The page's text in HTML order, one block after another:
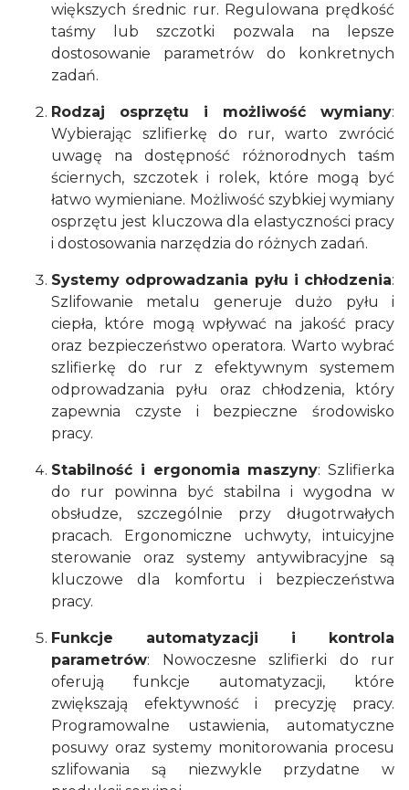
większych średnic rur. Regulowana prędkość
taśmy lub szczotki pozwala na lepsze
dostosowanie parametrów do konkretnych
zadań.
Rodzaj osprzętu i możliwość wymiany:
Wybierając szlifierkę do rur, warto zwrócić
uwagę na dostępność różnorodnych taśm
ściernych, szczotek i rolek, które mogą być
łatwo wymieniane. Możliwość szybkiej wymiany
osprzętu jest kluczowa dla elastyczności pracy
i dostosowania narzędzia do różnych zadań.
Systemy odprowadzania pyłu i chłodzenia:
Szlifowanie metalu generuje dużo pyłu i
ciepła, które mogą wpływać na jakość pracy
oraz bezpieczeństwo operatora. Warto wybrać
szlifierkę do rur z efektywnym systemem
odprowadzania pyłu oraz chłodzenia, który
zapewnia czyste i bezpieczne środowisko
pracy.
Stabilność i ergonomia maszyny: Szlifierka
do rur powinna być stabilna i wygodna w
obsłudze, szczególnie przy długotrwałych
pracach. Ergonomiczne uchwyty, intuicyjne
sterowanie oraz systemy antywibracyjne są
kluczowe dla komfortu i bezpieczeństwa
pracy.
Funkcje automatyzacji i kontrola
parametrów: Nowoczesne szlifierki do rur
oferują funkcje automatyzacji, które
zwiększają efektywność i precyzję pracy.
Programowalne ustawienia, automatyczne
posuwy oraz systemy monitorowania procesu
szlifowania są niezwykle przydatne w